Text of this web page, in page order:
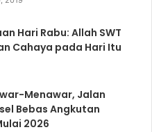
Hari Rabu: Allah SWT
Cahaya pada Hari Itu
Menawar, Jalan
Bebas Angkutan
2026